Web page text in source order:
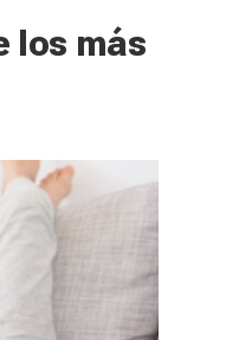
los más